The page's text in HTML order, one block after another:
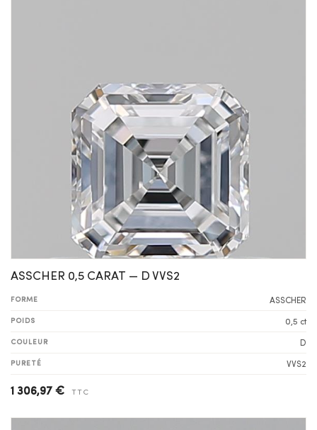
ASSCHER 0,5 CARAT — D VVS2
FORME ASSCHER
POIDS 0,5 ct
COULEUR D
PURETÉ VVS2
1 306,97 € TTC